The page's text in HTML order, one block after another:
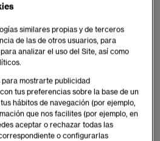
similares propias y de terceros
de las de otros usuarios, para
analizar el uso del Site, así como
mostrarte publicidad
tus preferencias sobre la base de un
hábitos de navegación (por ejemplo,
que nos facilites (por ejemplo, en
aceptar o rechazar todas las
o configurarlas